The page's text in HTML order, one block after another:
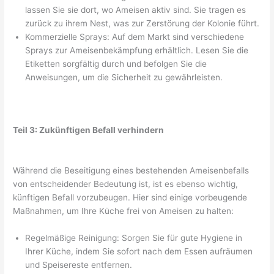
lassen Sie sie dort, wo Ameisen aktiv sind. Sie tragen es
zurück zu ihrem Nest, was zur Zerstörung der Kolonie führt.
Kommerzielle Sprays: Auf dem Markt sind verschiedene
Sprays zur Ameisenbekämpfung erhältlich. Lesen Sie die
Etiketten sorgfältig durch und befolgen Sie die
Anweisungen, um die Sicherheit zu gewährleisten.
Teil 3: Zukünftigen Befall verhindern
Während die Beseitigung eines bestehenden Ameisenbefalls
von entscheidender Bedeutung ist, ist es ebenso wichtig,
künftigen Befall vorzubeugen. Hier sind einige vorbeugende
Maßnahmen, um Ihre Küche frei von Ameisen zu halten:
Regelmäßige Reinigung: Sorgen Sie für gute Hygiene in
Ihrer Küche, indem Sie sofort nach dem Essen aufräumen
und Speisereste entfernen.